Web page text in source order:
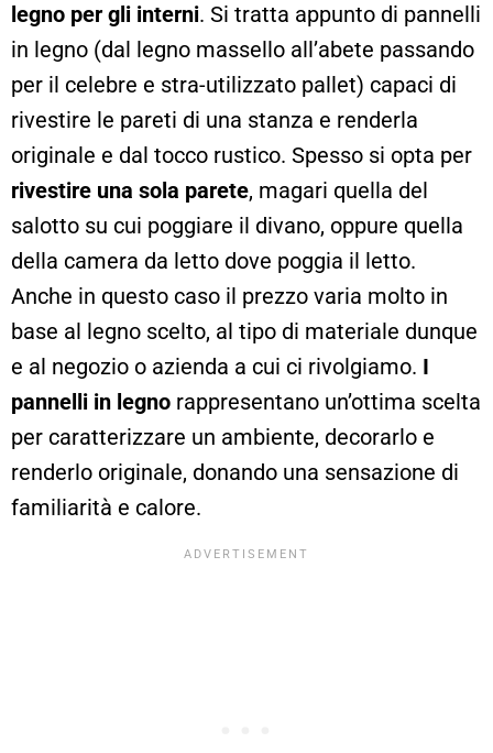
legno per gli interni. Si tratta appunto di pannelli
in legno (dal legno massello all’abete passando
per il celebre e stra-utilizzato pallet) capaci di
rivestire le pareti di una stanza e renderla
originale e dal tocco rustico. Spesso si opta per
rivestire una sola parete, magari quella del
salotto su cui poggiare il divano, oppure quella
della camera da letto dove poggia il letto.
Anche in questo caso il prezzo varia molto in
base al legno scelto, al tipo di materiale dunque
e al negozio o azienda a cui ci rivolgiamo. I
pannelli in legno rappresentano un’ottima scelta
per caratterizzare un ambiente, decorarlo e
renderlo originale, donando una sensazione di
familiarità e calore.